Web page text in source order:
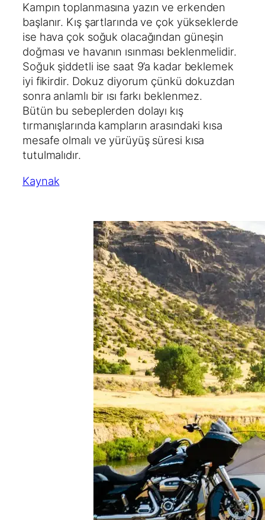
Kampın toplanmasına yazın ve erkenden
başlanır. Kış şartlarında ve çok yükseklerde
ise hava çok soğuk olacağından güneşin
doğması ve havanın ısınması beklenmelidir.
Soğuk şiddetli ise saat 9’a kadar beklemek
iyi fikirdir. Dokuz diyorum çünkü dokuzdan
sonra anlamlı bir ısı farkı beklenmez.
Bütün bu sebeplerden dolayı kış
tırmanışlarında kampların arasındaki kısa
mesafe olmalı ve yürüyüş süresi kısa
tutulmalıdır.
Kaynak